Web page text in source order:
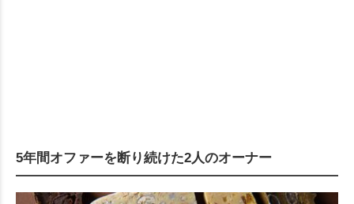
5年間オファーを断り続けた2人のオーナー